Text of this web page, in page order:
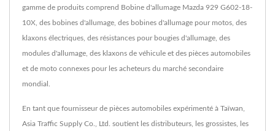
gamme de produits comprend Bobine d'allumage Mazda 929 G602-18-
10X, des bobines d'allumage, des bobines d'allumage pour motos, des
klaxons électriques, des résistances pour bougies d'allumage, des
modules d'allumage, des klaxons de véhicule et des pièces automobiles
et de moto connexes pour les acheteurs du marché secondaire
mondial.
En tant que fournisseur de pièces automobiles expérimenté à Taïwan,
Asia Traffic Supply Co., Ltd. soutient les distributeurs, les grossistes, les